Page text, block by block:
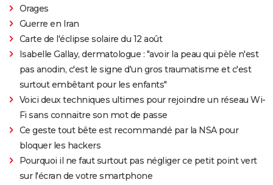
Orages
Guerre en Iran
Carte de l'éclipse solaire du 12 août
Isabelle Gallay, dermatologue : "avoir la peau qui pèle n'est
pas anodin, c'est le signe d'un gros traumatisme et c'est
surtout embêtant pour les enfants"
Voici deux techniques ultimes pour rejoindre un réseau Wi-
Fi sans connaitre son mot de passe
Ce geste tout bête est recommandé par la NSA pour
bloquer les hackers
Pourquoi il ne faut surtout pas négliger ce petit point vert
sur l'écran de votre smartphone